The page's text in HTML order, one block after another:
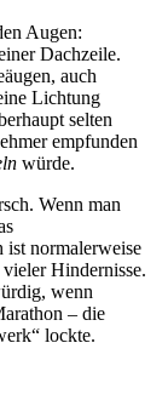
Augen:
Dachzeile.
auch
Lichtung
selten
empfunden
würde.
Wenn man
ist normalerweise
Hindernisse.
wenn
– die
lockte.